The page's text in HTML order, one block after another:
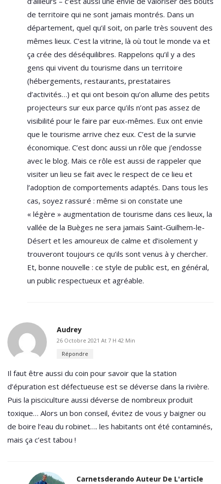
de territoire qui ne sont jamais montrés. Dans un
département, quel qu’il soit, on parle très souvent des
mêmes lieux. C’est la vitrine, là où tout le monde va et
ça crée des déséquilibres. Rappelons qu’il y a des
gens qui vivent du tourisme dans un territoire
(hébergements, restaurants, prestataires
d’activités…) et qui ont besoin qu’on allume des petits
projecteurs sur eux parce qu’ils n’ont pas assez de
visibilité pour le faire par eux-mêmes. Eux ont envie
que le tourisme arrive chez eux. C’est de la survie
économique. C’est donc aussi un rôle que j’endosse
avec le blog. Mais ce rôle est aussi de rappeler que
visiter un lieu se fait avec le respect de ce lieu et
l’adoption de comportements adaptés. Dans tous les
cas, soyez rassuré : même si on constate une
« légère » augmentation de tourisme dans ces lieux, la
vallée de la Buèges ne sera jamais Saint-Guilhem-le-
Désert et les amoureux de calme et d’isolement y
trouveront toujours ce qu’ils sont venus à y chercher.
Et, bonne nouvelle : ce style de public est, en général,
un public respectueux et agréable.
Audrey
26 Octobre 2021 At 7 H 42 Min
Répondre
Il faut être aussi du coin pour savoir que la station
d’épuration est défectueuse est se déverse dans la rivière.
Puis la pisciculture aussi déverse de nombreux produit
toxique… Alors un bon conseil, évitez de vous y baigner ou
de boire l’eau du robinet…. les habitants ont été contaminés,
mais ça c’est tabou !
Carnetsderando Auteur De L'article